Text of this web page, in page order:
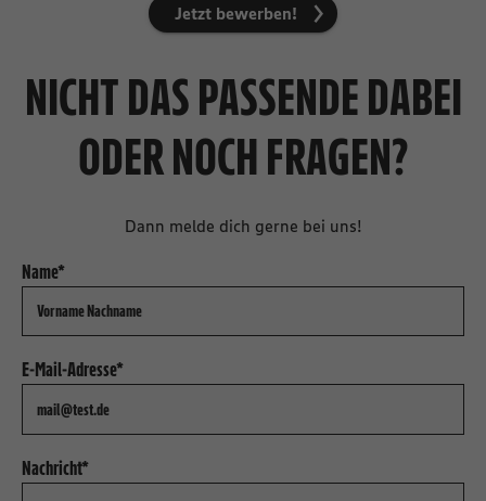
Jetzt bewerben!
NICHT DAS PASSENDE DABEI
ODER NOCH FRAGEN?
Dann melde dich gerne bei uns!
Name*
E-Mail-Adresse*
Nachricht*